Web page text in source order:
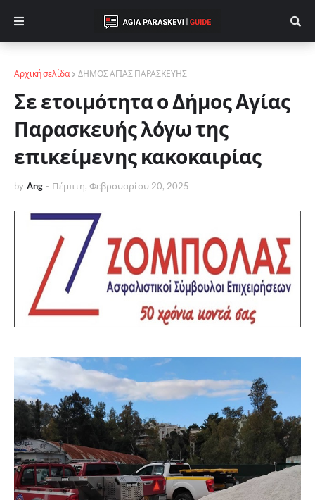
Αρχική σελίδα ΔΗΜΟΣ ΑΓΙΑΣ ΠΑΡΑΣΚΕΥΗΣ
Σε ετοιμότητα ο Δήμος Αγίας
Παρασκευής λόγω της
επικείμενης κακοκαιρίας
by Ang - Πέμπτη, Φεβρουαρίου 20, 2025